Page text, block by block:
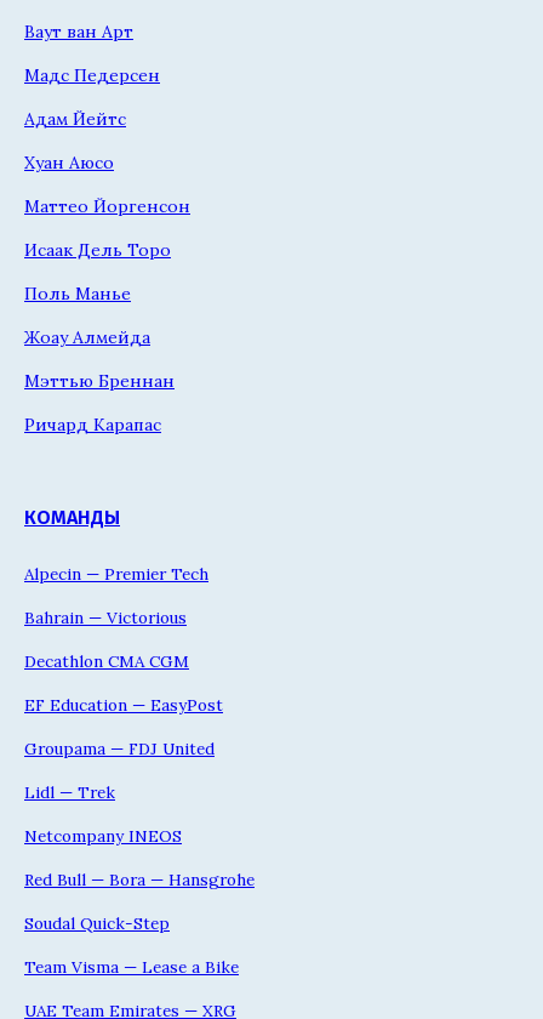
Ваут ван Арт
Мадс Педерсен
Адам Йейтс
Хуан Аюсо
Маттео Йоргенсон
Исаак Дель Торо
Поль Манье
Жоау Алмейда
Мэттью Бреннан
Ричард Карапас
КОМАНДЫ
Alpecin — Premier Tech
Bahrain — Victorious
Decathlon CMA CGM
EF Education — EasyPost
Groupama — FDJ United
Lidl — Trek
Netcompany INEOS
Red Bull — Bora — Hansgrohe
Soudal Quick-Step
Team Visma — Lease a Bike
UAE Team Emirates — XRG